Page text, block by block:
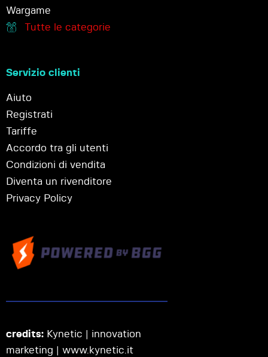
Wargame
Tutte le categorie
Servizio clienti
Aiuto
Registrati
Tariffe
Accordo tra gli utenti
Condizioni di vendita
Diventa un rivenditore
Privacy Policy
credits: Kynetic | innovation
marketing | www.kynetic.it